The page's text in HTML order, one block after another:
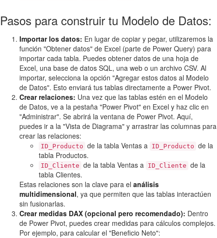
Pasos para construir tu Modelo de Datos:
Importar los datos: En lugar de copiar y pegar, utilizaremos la
función "Obtener datos" de Excel (parte de Power Query) para
importar cada tabla. Puedes obtener datos de una hoja de
Excel, una base de datos SQL, una web o un archivo CSV. Al
importar, selecciona la opción "Agregar estos datos al Modelo
de Datos". Esto enviará tus tablas directamente a Power Pivot.
Crear relaciones: Una vez que las tablas estén en el Modelo
de Datos, ve a la pestaña "Power Pivot" en Excel y haz clic en
"Administrar". Se abrirá la ventana de Power Pivot. Aquí,
puedes ir a la "Vista de Diagrama" y arrastrar las columnas para
crear las relaciones:
ID_Producto de la tabla Ventas a ID_Producto de la
tabla Productos.
ID_Cliente de la tabla Ventas a ID_Cliente de la
tabla Clientes.
Estas relaciones son la clave para el análisis
multidimensional, ya que permiten que las tablas interactúen
sin fusionarlas.
Crear medidas DAX (opcional pero recomendado): Dentro
de Power Pivot, puedes crear medidas para cálculos complejos.
Por ejemplo, para calcular el "Beneficio Neto":